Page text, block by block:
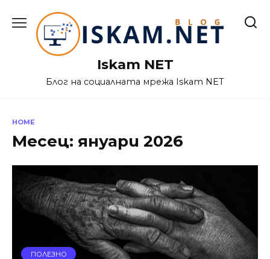
content
Iskam NET
Блог на социалната мрежа Iskam NET
HOME
Месец: януари 2026
ПОЛЕЗНО